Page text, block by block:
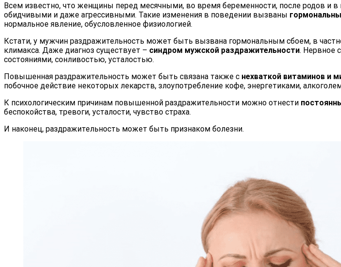
Всем известно, что женщины перед месячными, во время беременности, после родов и
обидчивыми и даже агрессивными. Такие изменения в поведении вызваны
нормальное явление, обусловленное физиологией.
Кстати, у мужчин раздражительность может быть вызвана гормональным сбоем, в
климакса. Даже диагноз существует – синдром мужской раздражительности. Нервное
состояниями, сонливостью, усталостью.
Повышенная раздражительность может быть связана также с нехваткой витаминов и
побочное действие некоторых лекарств, злоупотребление кофе, энергетиками,
К психологическим причинам повышенной раздражительности можно отнести
беспокойства, тревоги, усталости, чувство страха.
И наконец, раздражительность может быть признаком болезни.